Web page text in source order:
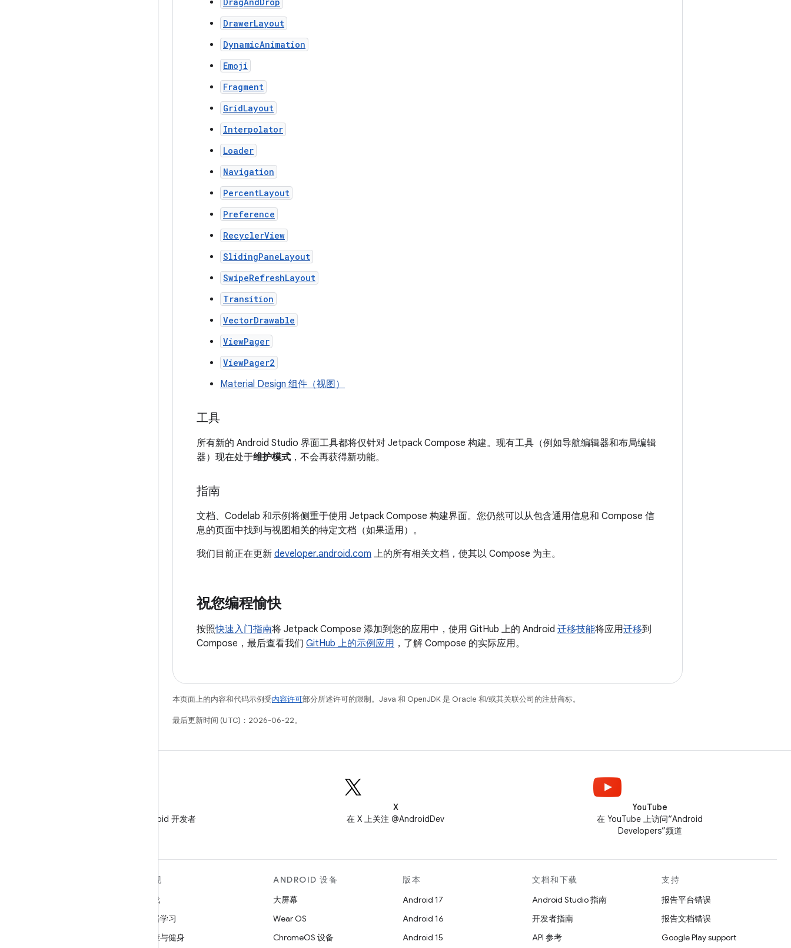
DrawerLayout
DynamicAnimation
Emoji
Fragment
GridLayout
Interpolator
Loader
Navigation
PercentLayout
Preference
RecyclerView
SlidingPaneLayout
SwipeRefreshLayout
Transition
VectorDrawable
ViewPager
ViewPager2
Material Design 组件（视图）
工具
所有新的 Android Studio 界面工具都将仅针对 Jetpack Compose 构建。现有工具（例如导航编辑器和布局编辑
器）现在处于维护模式 ，不会再获得新功能。
指南
文档、Codelab 和示例将侧重于使用 Jetpack Compose 构建界面。您仍然可以从包含通用信息和 Compose 信
息的页面中找到与视图相关的特定文档（如果适用）。
我们目前正在更新 developer.android.com 上的所有相关文档，使其以 Compose 为主。
祝您编程愉快
按照快速入门指南将 Jetpack Compose 添加到您的应用中，使用 GitHub 上的 Android 迁移技能将应用迁移到
Compose，最后查看我们 GitHub 上的示例应用 ，了解 Compose 的实际应用。
本页面上的内容和代码示例受内容许可部分所述许可的限制。Java 和 OpenJDK 是 Oracle 和/或其关联公司的注册商标。
最后更新时间 (UTC)：2026-06-22。
在微信中关注 Android 开发者
X
在 X 上关注 @AndroidDev
YouTube
在 YouTube 上访问“Android
Developers”频道
发现
游戏
机器学习
健康与健身
ANDROID 设备
大屏幕
Wear OS
ChromeOS 设备
版本
Android 17
Android 16
Android 15
文档和下载
Android Studio 指南
开发者指南
API 参考
支持
报告平台错误
报告文档错误
Google Play support